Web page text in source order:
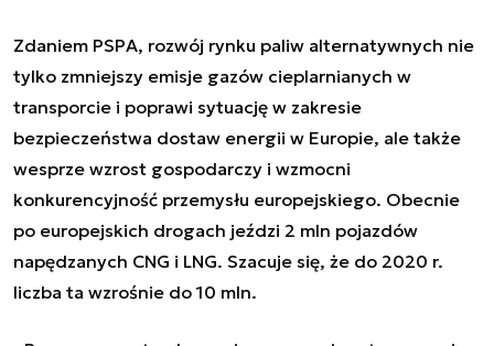
Zdaniem PSPA, rozwój rynku paliw alternatywnych nie
tylko zmniejszy emisje gazów cieplarnianych w
transporcie i poprawi sytuację w zakresie
bezpieczeństwa dostaw energii w Europie, ale także
wesprze wzrost gospodarczy i wzmocni
konkurencyjność przemysłu europejskiego. Obecnie
po europejskich drogach jeździ 2 mln pojazdów
napędzanych CNG i LNG. Szacuje się, że do 2020 r.
liczba ta wzrośnie do 10 mln.